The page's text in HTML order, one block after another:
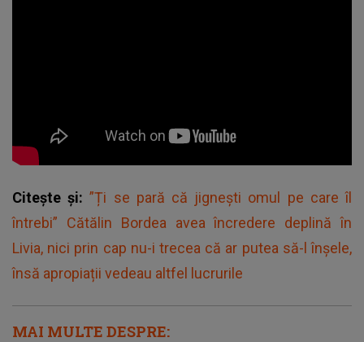
Citește și:”Ți se pară că jignești omul pe care îl
întrebi” Cătălin Bordea avea încredere deplină în
Livia, nici prin cap nu-i trecea că ar putea să-l înșele,
însă apropiații vedeau altfel lucrurile
MAI MULTE DESPRE: